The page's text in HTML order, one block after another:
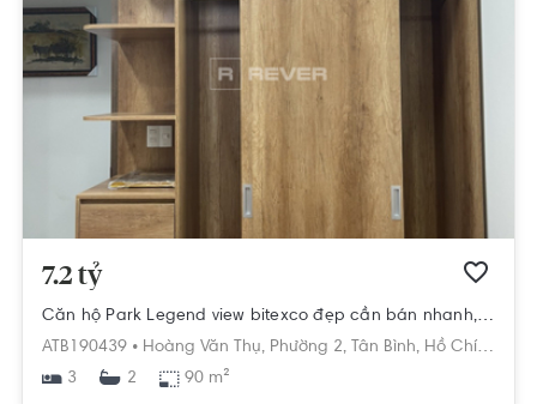
7.2 tỷ
Căn hộ Park Legend view bitexco đẹp cần bán nhanh, diện tích 90m²
ATB190439 • Hoàng Văn Thụ, Phường 2, Tân Bình, Hồ Chí Minh
3
2 90 m²